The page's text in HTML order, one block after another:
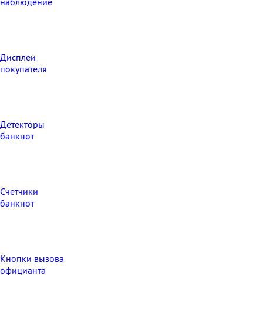
Дисплеи
покупателя
Детекторы
банкнот
Счетчики
банкнот
Кнопки вызова
официанта